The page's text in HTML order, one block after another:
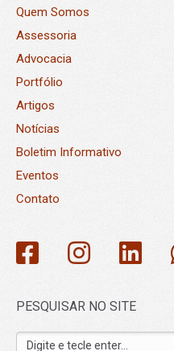
Quem Somos
Assessoria
Advocacia
Portfólio
Artigos
Notícias
Boletim Informativo
Eventos
Contato
PESQUISAR NO SITE